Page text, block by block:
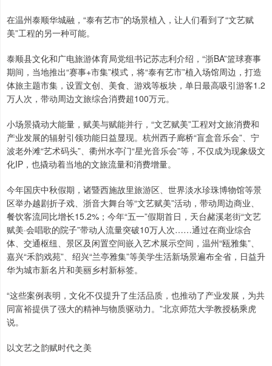
在温州泰顺华城融，“泰有艺市”的场景植入，让人们看到了“文艺赋
美”工程的另一种可能。
泰顺县文化和广电旅游体育局党组书记苏志利介绍，“浙BA”篮球赛事
期间，当地推出“赛事+市集”模式，将“泰有艺市”植入场馆周边，打造
体旅主题市集，设置文创、美食、游戏等板块，单日最高吸引游客1.2
万人次，带动周边文旅综合消费超100万元。
小场景撬动大能量，赋美与赋能并行，“文艺赋美”工程对文旅消费和
产业发展的辐射引领功能日益显现。杭州西子廊桥“盲盒音乐会”、宁
波老外滩“艺术码头”、衢州水亭门“星光音乐会”等，不仅成为现象级文
化IP，也撬动着当地的文旅流量和消费增量。
今年国庆中秋假期，诸暨西施故里旅游区、世界淡水珍珠博物馆等景
区举办越剧折子戏、浙音大舞台等“文艺赋美”活动，带动周边商业、
餐饮客流同比增长15.2%；今年“五一”假期首日，天台赭溪老街“文艺
赋美·会唱歌的院子”带动人流量突破10万人次……通过在商业综合
体、交通枢纽、景区及闲置空间嵌入艺术展示空间，温州“瓯雅集”、
嘉兴“禾韵戏苑”、绍兴“兰亭雅集”等美学生活新场景遍布全省，日益升
华为城市新名片和美丽乡村新标签。
“这些案例表明，文化不仅提升了生活品质，也推动了产业发展，为共
同富裕提供了强大的精神与物质驱动力。”北京师范大学教授杨乘虎
说。
以文艺之韵赋时代之美